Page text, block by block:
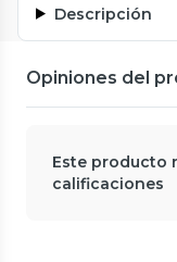
Descripción
Opiniones del
Este producto
calificaciones